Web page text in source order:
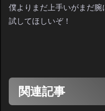
僕よりまだ上手いがまだ
試してほしいぞ！
関連記事